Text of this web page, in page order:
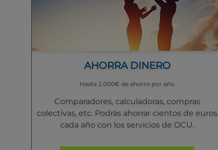
AHORRA DINERO
Hasta 2.000€ de ahorro por año
Comparadores, calculadoras, compras
colectivas, etc. Podrás ahorrar cientos de euros
cada año con los servicios de OCU.